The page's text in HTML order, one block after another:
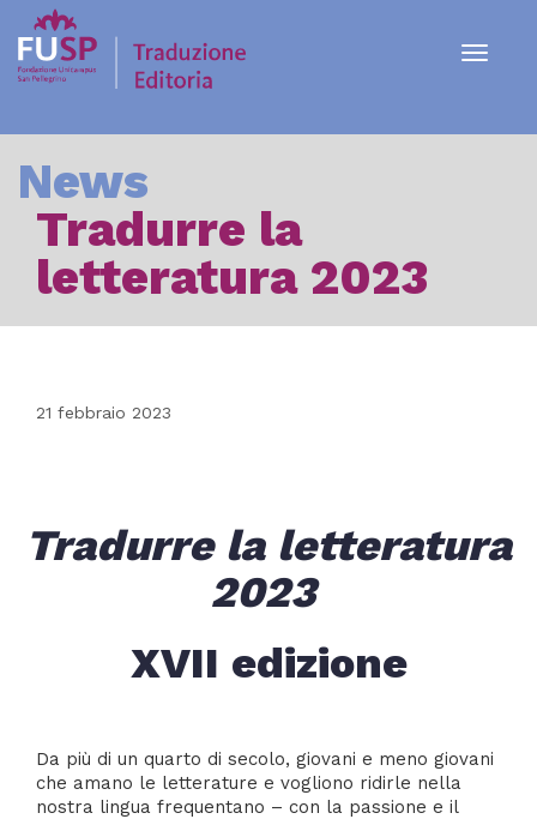
Toggle
News
Tradurre la
letteratura 2023
21 febbraio 2023
Tradurre la letteratura
2023
XVII edizione
Da più di un quarto di secolo, giovani e meno giovani
che amano le letterature e vogliono ridirle nella
nostra lingua frequentano – con la passione e il